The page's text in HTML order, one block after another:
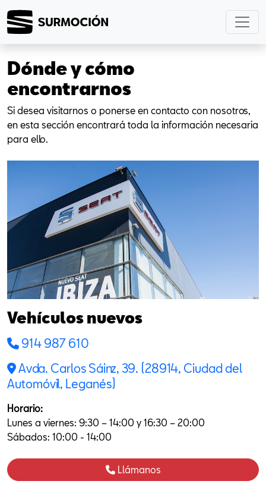
Dónde y cómo
encontrarnos
Si desea visitarnos o ponerse en contacto con nosotros,
en esta sección encontrará toda la información necesaria
para ello.
Vehículos nuevos
914 987 610
Avda. Carlos Sáinz, 39. (28914, Ciudad del
Automóvil, Leganés)
Horario:
Lunes a viernes: 9:30 – 14:00 y 16:30 – 20:00
Sábados: 10:00 - 14:00
Llámanos